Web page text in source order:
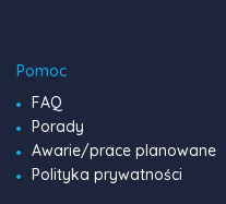
Pomoc
FAQ
Porady
Awarie/prace planowane
Polityka prywatności